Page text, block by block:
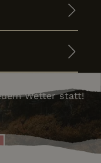
Wetter statt!